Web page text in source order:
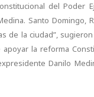
del Poder
Santo Domingo,
de la ciudad”,
la reforma
Danilo